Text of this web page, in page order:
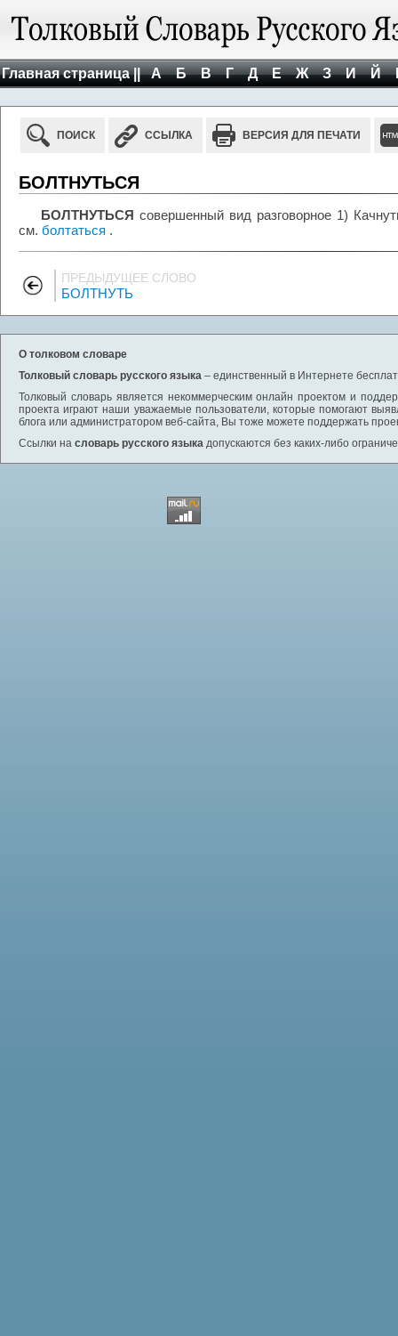
Главная страница || А Б В Г Д Е Ж З И Й
ПОИСК ССЫЛКА ВЕРСИЯ ДЛЯ ПЕЧАТИ
БОЛТНУТЬСЯ
БОЛТНУТЬСЯ совершенный вид разговорное 1)
см. болтаться .
ПРЕДЫДУЩЕЕ СЛОВО
БОЛТНУТЬ
О толковом словаре
Толковый словарь русского языка – единственный в Интернете
Толковый словарь является некоммерческим онлайн проектом и
проекта играют наши уважаемые пользователи, которые помогают
блога или администратором веб-сайта, Вы тоже можете поддержать
Ссылки на словарь русского языка допускаются без каких-либо